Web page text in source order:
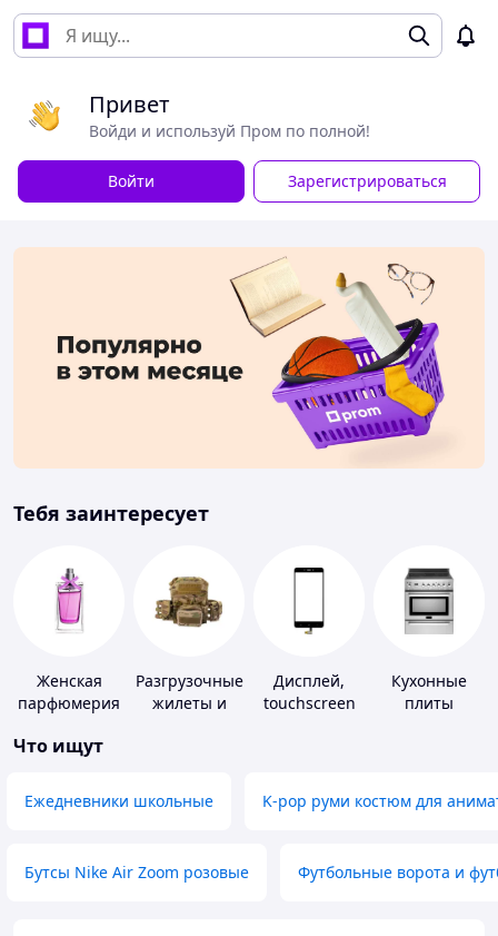
Привет
Войди и используй Пром по полной!
Войти Зарегистрироваться
Тебя заинтересует
Женская
парфюмерия
Разгрузочные
жилеты и
Дисплей,
touchscreen
Кухонные
плиты
Что ищут
Ежедневники школьные K-pop руми костюм для
Бутсы Nike Air Zoom розовые Футбольные ворота и